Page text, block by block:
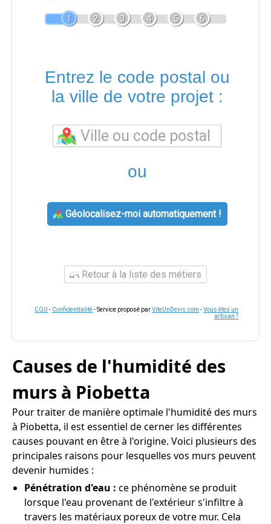
1 2 3 4 5 6
Entrez le code postal ou
la ville de votre projet :
ou
Géolocalisez-moi automatiquement !
Retour à la liste des métiers
CGU - Confidentialité- Service proposé parViteUnDevis.com -Vous êtes un
artisan ?
Causes de l'humidité des
murs à Piobetta
Pour traiter de manière optimale l'humidité des murs
à Piobetta, il est essentiel de cerner les différentes
causes pouvant en être à l'origine. Voici plusieurs des
principales raisons pour lesquelles vos murs peuvent
devenir humides :
Pénétration d'eau : ce phénomène se produit
lorsque l'eau provenant de l'extérieur s'infiltre à
travers les matériaux poreux de votre mur. Cela